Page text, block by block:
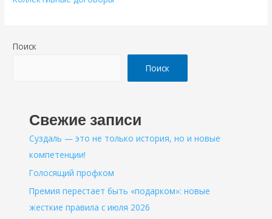
Поиск
Поиск
Свежие записи
Суздаль — это не только история, но и новые
компетенции!
Голосящий профком
Премия перестает быть «подарком»: новые
жесткие правила с июля 2026